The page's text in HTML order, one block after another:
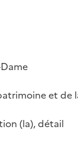
et de
(la), détail